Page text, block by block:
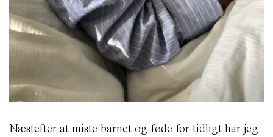
Næstefter at miste barnet og føde for tidligt har jeg